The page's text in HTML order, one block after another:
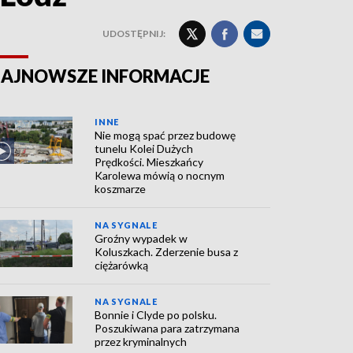
UDOSTĘPNIJ:
INFORMACJE
INNE
Nie mogą spać przez budowę
tunelu Kolei Dużych
Prędkości. Mieszkańcy
Karolewa mówią o nocnym
koszmarze
NA SYGNALE
Groźny wypadek w
Koluszkach. Zderzenie busa z
ciężarówką
NA SYGNALE
Bonnie i Clyde po polsku.
Poszukiwana para zatrzymana
przez kryminalnych